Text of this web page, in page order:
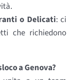
o Delicati: ci
che richiedono
a Genova?